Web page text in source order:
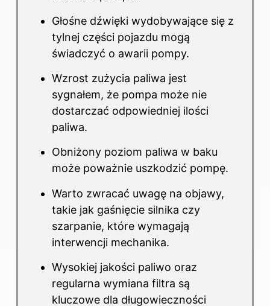
Głośne dźwięki wydobywające się z
tylnej części pojazdu mogą
świadczyć o awarii pompy.
Wzrost zużycia paliwa jest
sygnałem, że pompa może nie
dostarczać odpowiedniej ilości
paliwa.
Obniżony poziom paliwa w baku
może poważnie uszkodzić pompę.
Warto zwracać uwagę na objawy,
takie jak gaśnięcie silnika czy
szarpanie, które wymagają
interwencji mechanika.
Wysokiej jakości paliwo oraz
regularna wymiana filtra są
kluczowe dla długowieczności